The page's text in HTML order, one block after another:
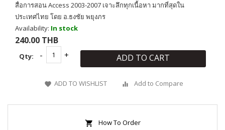
สื่อการสอน Access 2003-2007 เจาะลึกทุกเนื้อหา มากที่สุดใน
ประเทศไทย โดย อ.ธงชัย พยุงภร
Availability: In stock
240.00 THB
Qty: ADD TO CART
ADD TO WISHLIST Add to Compare
How To Order